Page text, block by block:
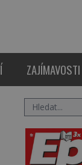
ZAJÍMAVOSTI